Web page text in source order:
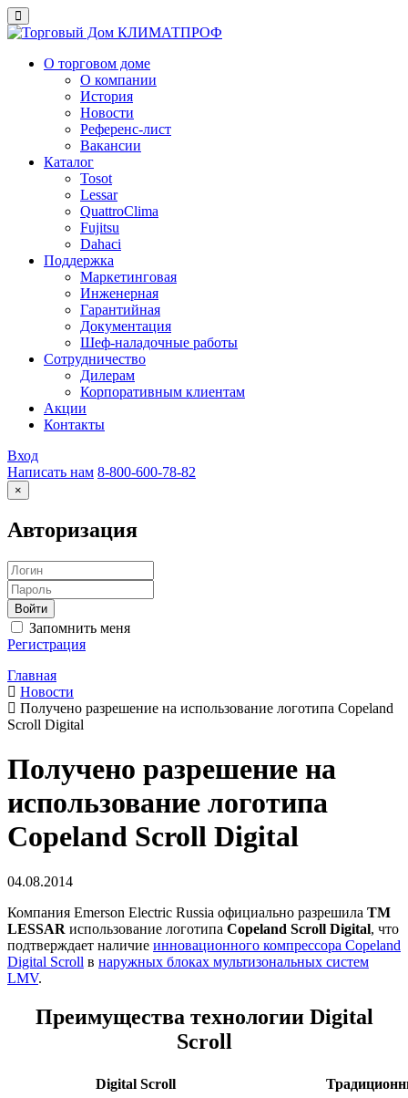
О торговом доме
О компании
История
Новости
Референс-лист
Вакансии
Каталог
Tosot
Lessar
QuattroClima
Fujitsu
Dahaci
Поддержка
Маркетинговая
Инженерная
Гарантийная
Документация
Шеф-наладочные работы
Сотрудничество
Дилерам
Корпоративным клиентам
Акции
Контакты
Вход
Написать нам 8-800-600-78-82
×
Авторизация
Запомнить меня
Регистрация
Главная
Новости
Получено разрешение на использование логотипа Copeland
Scroll Digital
Получено разрешение на
использование логотипа
Copeland Scroll Digital
04.08.2014
Компания Emerson Electric Russia официально разрешила ТМ
LESSAR использование логотипа Copeland Scroll Digital, что
подтверждает наличие инновационного компрессора Copeland
Digital Scroll в наружных блоках мультизональных систем
LMV.
Преимущества технологии Digital
Scroll
Digital Scroll